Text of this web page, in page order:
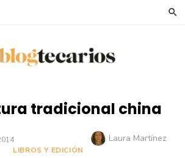
tradicional china
Autor
Laura Martínez
LIBROS Y EDICIÓN